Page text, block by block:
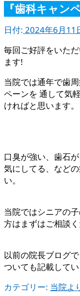
『歯科キャン
日付: 2024年6月11
毎回ご好評をいた
ます!
当院では通年で歯
ペーンを 通して気
ければと思います。
口臭が強い、歯石
気にしてる、など
い。
当院ではシニアの
方はまずはご相談
以前の院長ブログ
ついても記載して
カテゴリー: 当院よ